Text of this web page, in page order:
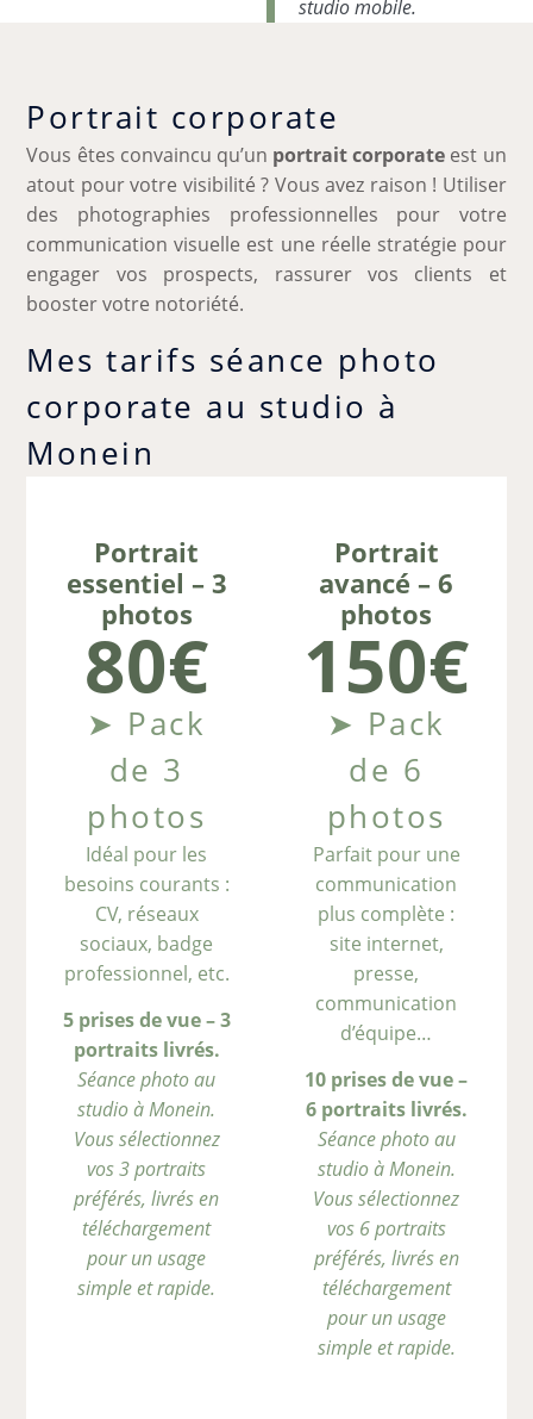
studio mobile.
Portrait corporate
Vous êtes convaincu qu’un portrait corporate est un
atout pour votre visibilité ? Vous avez raison ! Utiliser
des photographies professionnelles pour votre
communication visuelle est une réelle stratégie pour
engager vos prospects, rassurer vos clients et
booster votre notoriété.
Mes tarifs séance photo
corporate au studio à
Monein
Portrait
essentiel – 3
photos
80€
➤ Pack
de 3
photos
Idéal pour les
besoins courants :
CV, réseaux
sociaux, badge
professionnel, etc.
5 prises de vue – 3
portraits livrés.
Séance photo au
studio à Monein.
Vous sélectionnez
vos 3 portraits
préférés, livrés en
téléchargement
pour un usage
simple et rapide.
Portrait
avancé – 6
photos
150€
➤ Pack
de 6
photos
Parfait pour une
communication
plus complète :
site internet,
presse,
communication
d’équipe…
10 prises de vue –
6 portraits livrés.
Séance photo au
studio à Monein.
Vous sélectionnez
vos 6 portraits
préférés, livrés en
téléchargement
pour un usage
simple et rapide.